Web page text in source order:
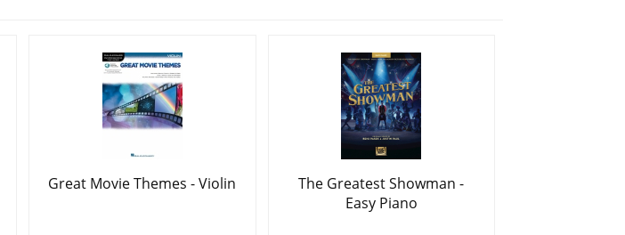
Great Movie Themes - Violin
The Greatest Showman -
Easy Piano